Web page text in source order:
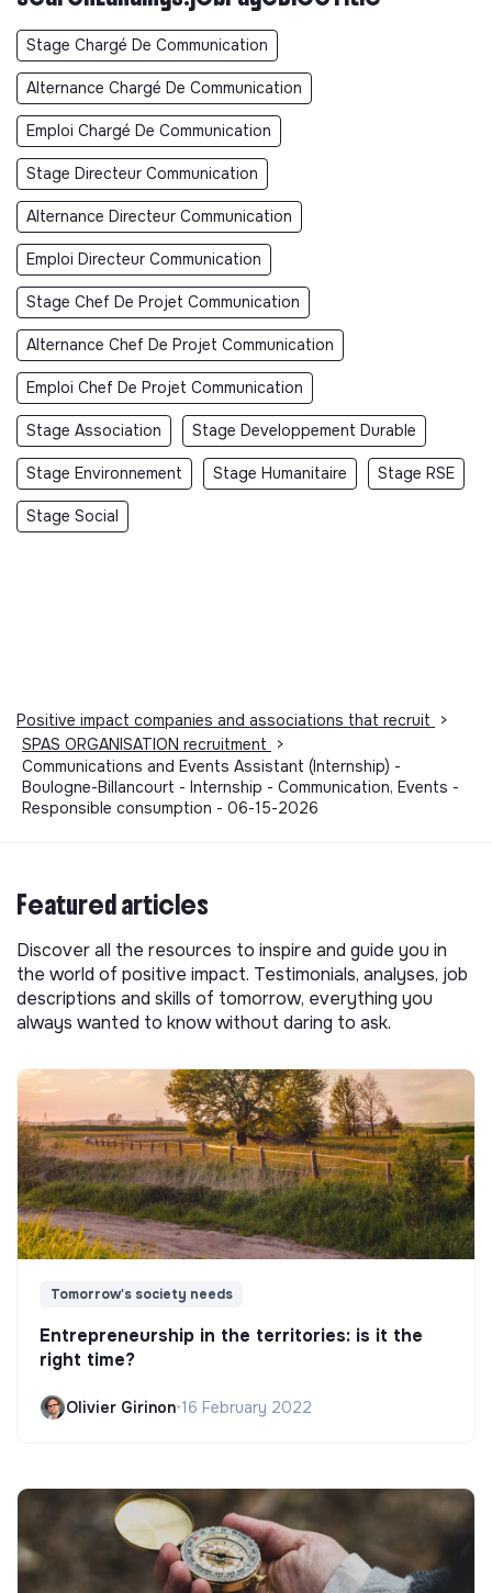
Stage Chargé De Communication
Alternance Chargé De Communication
Emploi Chargé De Communication
Stage Directeur Communication
Alternance Directeur Communication
Emploi Directeur Communication
Stage Chef De Projet Communication
Alternance Chef De Projet Communication
Emploi Chef De Projet Communication
Stage Association Stage Developpement Durable
Stage Environnement Stage Humanitaire Stage RSE
Stage Social
Positive impact companies and associations that recruit
>
SPAS ORGANISATION recruitment
>
Communications and Events Assistant (Internship) -
Boulogne-Billancourt - Internship - Communication, Events -
Responsible consumption - 06-15-2026
Featured articles
Discover all the resources to inspire and guide you in
the world of positive impact. Testimonials, analyses, job
descriptions and skills of tomorrow, everything you
always wanted to know without daring to ask.
Tomorrow's society needs
Entrepreneurship in the territories: is it the
right time?
Olivier Girinon•16 February 2022